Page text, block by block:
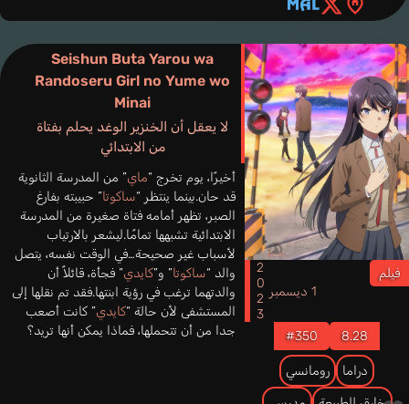
Seishun Buta Yarou wa
Randoseru Girl no Yume wo
Minai
لا يعقل أن الخنزير الوغد يحلم بفتاة
من الابتدائي
فيلم
1 ديسمبر
2023
8.28
#350
دراما رومانسي
أخيرًا، يوم تخرج “ماي” من المدرسة الثانوية
قد حان.بينما ينتظر “ساكوتا” حبيبته بفارغ
الصبر، تظهر أمامه فتاة صغيرة من المدرسة
الابتدائية تشبهها تمامًا.ليشعر بالارتياب
لأسباب غير صحيحة…في الوقت نفسه، يتصل
والد “ساكوتا” و”كايدي” فجأة، قائلاً أن
والدتهما ترغب في رؤية ابنتها.فقد تم نقلها إلى
المستشفى لأن حالة “كايدي” كانت أصعب
جدا من أن تتحملها، فماذا يمكن أنها تريد؟